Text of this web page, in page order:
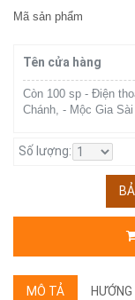
Mã sản phẩm
Tên cửa hàng
Còn 100 sp - Điện
Chánh, - Mộc Gia
Số lượng:
MÔ TẢ